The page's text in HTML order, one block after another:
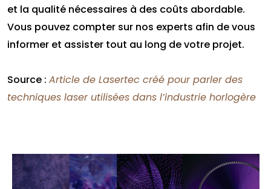
et la qualité nécessaires à des coûts abordable.
Vous pouvez compter sur nos experts afin de vous
informer et assister tout au long de votre projet.
Source : Article de Lasertec créé pour parler des
techniques laser utilisées dans l’industrie horlogère